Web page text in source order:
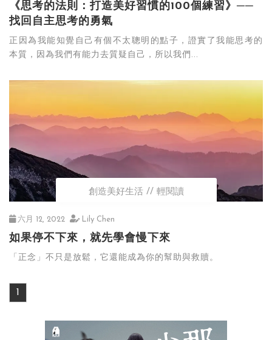
《思考的法則：打造美好習慣的100個練習》──
找回自主思考的勇氣
正因為我能知覺自己有個不太聰明的點子，證實了我能思考的
本質，因為我們有能力去質疑自己，所以我們...
創造美好生活 輕閱讀
六月 12, 2022 Lily Chen
如果停不下來，就先學會慢下來
「正念」不只是放鬆，它還能成為你的幫助與救贖。
1